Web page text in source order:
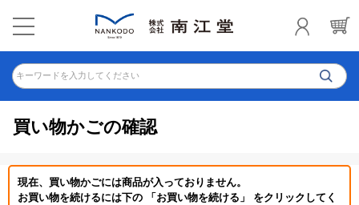
キーワードを入力してください
買い物かごの確認
現在、買い物かごには商品が入っておりません。
お買い物を続けるには下の 「お買い物を続ける」 をクリックしてく